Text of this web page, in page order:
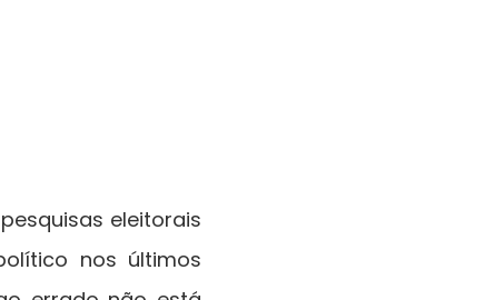
eleitorais
nos últimos